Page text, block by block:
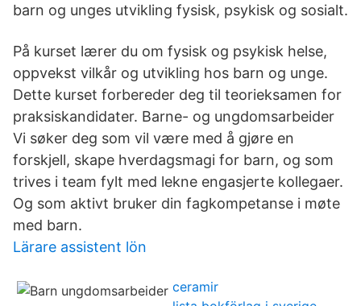
barn og unges utvikling fysisk, psykisk og sosialt.
På kurset lærer du om fysisk og psykisk helse,
oppvekst vilkår og utvikling hos barn og unge.
Dette kurset forbereder deg til teorieksamen for
praksiskandidater. Barne- og ungdomsarbeider
Vi søker deg som vil være med å gjøre en
forskjell, skape hverdagsmagi for barn, og som
trives i team fylt med lekne engasjerte kollegaer.
Og som aktivt bruker din fagkompetanse i møte
med barn.
Lärare assistent lön
ceramir